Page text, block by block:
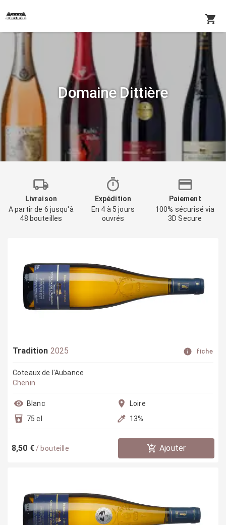
Domaine Dittière
Livraison
A partir de 6 jusqu'à
48 bouteilles
Expédition
En 4 à 5 jours
ouvrés
Paiement
100% sécurisé via
3D Secure
Tradition 2025 fiche
Coteaux de l'Aubance
Chenin
Blanc
Loire
75 cl
13%
8,50 €/ bouteille Ajouter